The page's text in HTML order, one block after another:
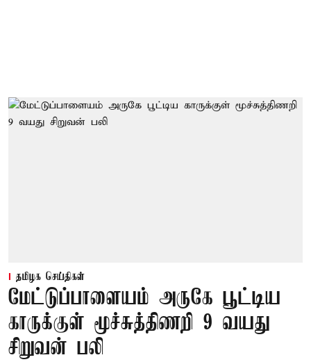
தமிழக செய்திகள்
மேட்டுப்பாளையம் அருகே பூட்டிய
காருக்குள் மூச்சுத்திணறி 9 வயது
சிறுவன் பலி